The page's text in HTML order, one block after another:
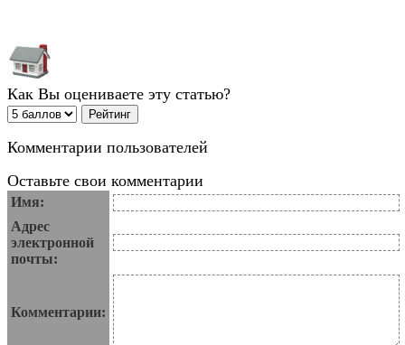
Как Вы оцениваете эту статью?
Комментарии пользователей
Оставьте свои комментарии
Имя:
Адрес
электронной
почты:
Комментарии: